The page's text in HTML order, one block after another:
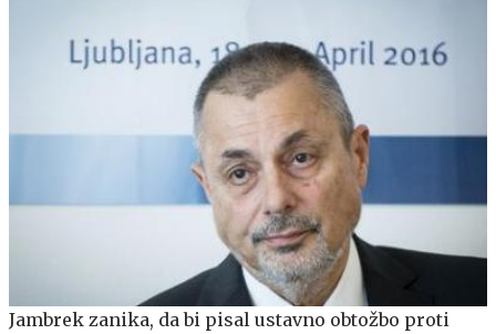
Jambrek zanika, da bi pisal ustavno obtožbo proti